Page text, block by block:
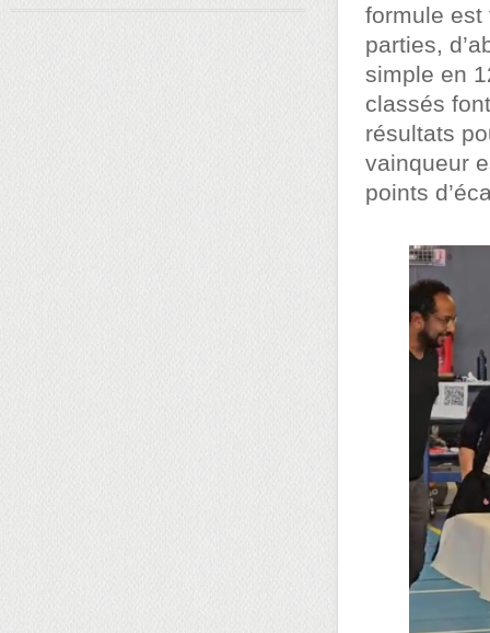
formule est
parties,
simple en
classés
résultats
vainqueur
points